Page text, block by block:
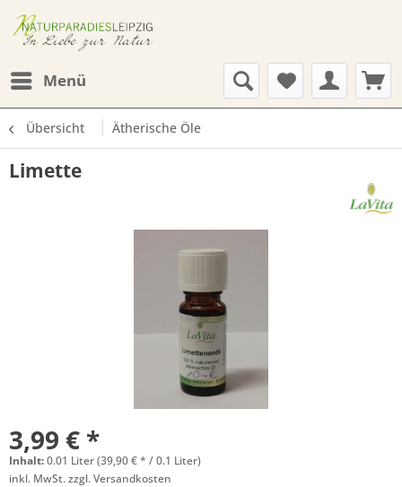
Menü
Übersicht Ätherische Öle
Limette
3,99 € *
Inhalt:0.01 Liter (39,90 € * / 0.1 Liter)
inkl. MwSt.zzgl. Versandkosten